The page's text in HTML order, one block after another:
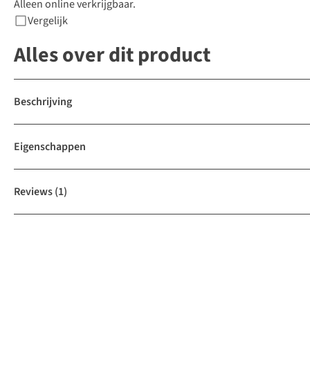
Alleen online verkrijgbaar.
Vergelijk
Alles over dit product
Beschrijving
Eigenschappen
Reviews(1)